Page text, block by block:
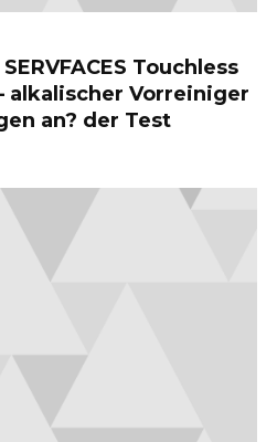
Touchless
alkalischer Vorreiniger
an? der Test